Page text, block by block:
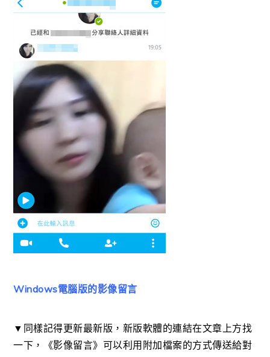
Windows電腦版的影像留言
▼同樣記得更新最新版，新版軟體的連結在文章上方找
一下，《影像留言》可以利用附加檔案的方式傳送給對